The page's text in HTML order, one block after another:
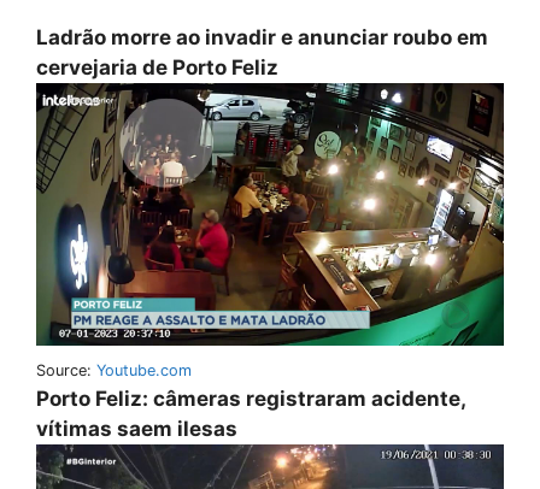
Ladrão morre ao invadir e anunciar roubo em
cervejaria de Porto Feliz
Source: Youtube.com
Porto Feliz: câmeras registraram acidente,
vítimas saem ilesas